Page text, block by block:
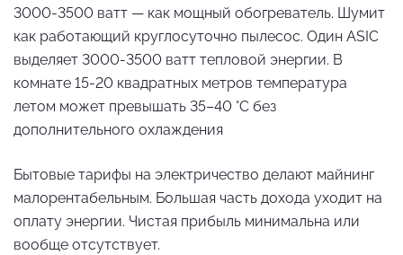
3000-3500 ватт — как мощный обогреватель. Шумит
как работающий круглосуточно пылесос. Один ASIC
выделяет 3000-3500 ватт тепловой энергии. В
комнате 15-20 квадратных метров температура
летом может превышать 35–40 °C без
дополнительного охлаждения
Бытовые тарифы на электричество делают майнинг
малорентабельным. Большая часть дохода уходит на
оплату энергии. Чистая прибыль минимальна или
вообще отсутствует.